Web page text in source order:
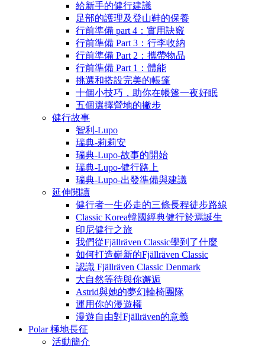
給新手的健行建議
足部的護理及登山鞋的保養
行前準備 part 4：實用訣竅
行前準備 Part 3：行李收納
行前準備 Part 2：攜帶物品
行前準備 Part 1：體能
挑選和搭設完美的帳篷
十個小技巧，助你在帳篷一夜好眠
五個選擇營地的撇步
健行故事
智利-Lupo
瑞典-莉莉安
瑞典-Lupo-故事的開始
瑞典-Lupo-健行路上
瑞典-Lupo-出發準備與建議
延伸閱讀
健行者一生必走的三條長程徒步路線
Classic Korea韓國經典健行於焉誕生
印尼健行之旅
我們從Fjällräven Classic學到了什麼
如何打造嶄新的Fjällräven Classic
認識 Fjällräven Classic Denmark
大自然等待與你邂逅
Astrid與她的夢幻輪椅團隊
運用你的漫遊權
漫遊自由對Fjällräven的意義
Polar 極地長征
活動簡介